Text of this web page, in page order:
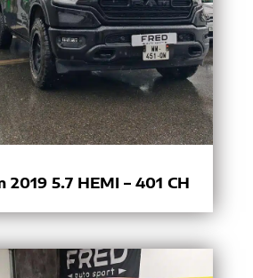
2019 5.7 HEMI – 401 CH